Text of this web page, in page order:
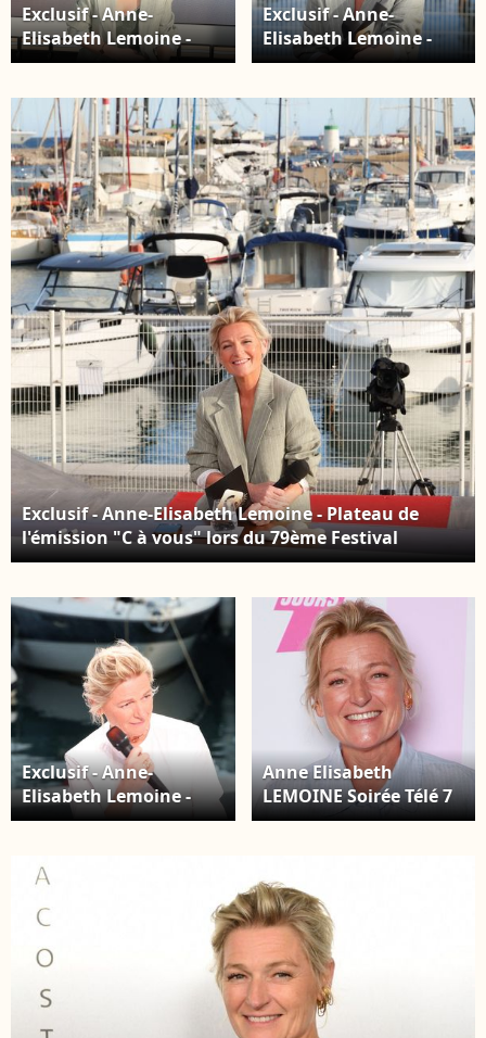
Exclusif - Anne-
Elisabeth Lemoine -
Plateau de l'émission
79ème Festival
International du Film
de Cannes le 14 mai
2026. © Jack Tribeca /
Bestimage
Exclusif - Anne-
Elisabeth Lemoine -
Plateau de l'émission
79ème Festival
International du Film
de Cannes le 14 mai
2026. © Jack Tribeca /
Bestimage
Exclusif - Anne-Elisabeth Lemoine - Plateau de
l'émission "C à vous" lors du 79ème Festival
International du Film de Cannes le 14 mai 2026. ©
Exclusif - Anne-
Elisabeth Lemoine -
Plateau de l'émission
79ème Festival
International du Film
de Cannes le 13 mai
Bestimage
Anne Elisabeth
LEMOINE Soirée Télé 7
jours Chez Francette à
Soirée Télé 7 jours Chez
Francette à Paris le 4
septembre 2025. ©
Christophe Aubert via
Bestimage